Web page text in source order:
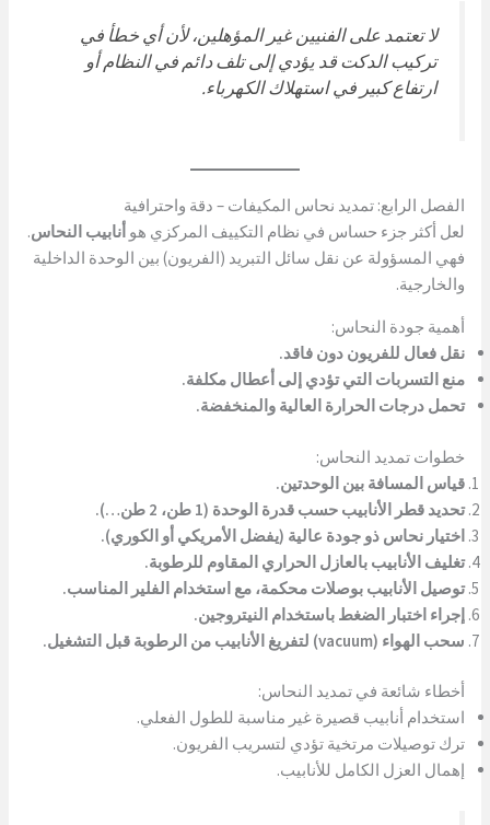
لا تعتمد على الفنيين غير المؤهلين، لأن أي خطأ في
تركيب الدكت قد يؤدي إلى تلف دائم في النظام أو
ارتفاع كبير في استهلاك الكهرباء.
الفصل الرابع: تمديد نحاس المكيفات – دقة واحترافية
لعل أكثر جزء حساس في نظام التكييف المركزي هوأنابيب النحاس.
فهي المسؤولة عن نقل سائل التبريد (الفريون) بين الوحدة الداخلية
والخارجية.
أهمية جودة النحاس:
نقل فعال للفريون دون فاقد.
منع التسربات التي تؤدي إلى أعطال مكلفة.
تحمل درجات الحرارة العالية والمنخفضة.
خطوات تمديد النحاس:
قياس المسافة بين الوحدتين.
تحديد قطر الأنابيب حسب قدرة الوحدة (1 طن، 2 طن…).
اختيار نحاس ذو جودة عالية (يفضل الأمريكي أو الكوري).
تغليف الأنابيب بالعازل الحراري المقاوم للرطوبة.
توصيل الأنابيب بوصلات محكمة، مع استخدام الفلير المناسب.
إجراء اختبار الضغط باستخدام النيتروجين.
سحب الهواء (vacuum) لتفريغ الأنابيب من الرطوبة قبل التشغيل.
أخطاء شائعة في تمديد النحاس:
استخدام أنابيب قصيرة غير مناسبة للطول الفعلي.
ترك توصيلات مرتخية تؤدي لتسريب الفريون.
إهمال العزل الكامل للأنابيب.